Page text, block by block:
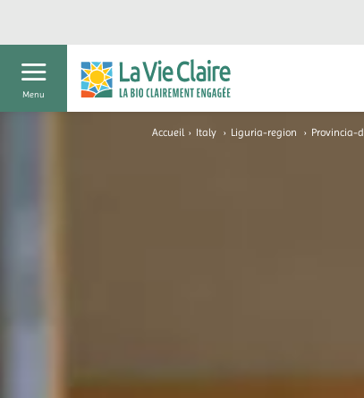
Menu
Accueil › Italy › Liguria-region › Provincia-